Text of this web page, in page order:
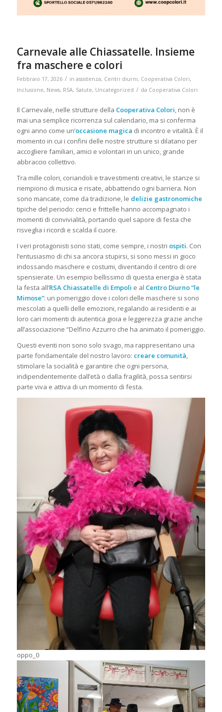
Carnevale alle Chiassatelle. Insieme
fra maschere e colori
Febbraio 17, 2026 / in assistenza, Centri diurni, Cooperativa Colori,
Inclusione, News, RSA, Salute, Uncategorized / da Cooperativa Colori
Il Carnevale, nelle strutture della Cooperativa Colori, non è
mai una semplice ricorrenza sul calendario, ma si conferma
ogni anno come un’occasione magica di incontro e vitalità. È il
momento in cui i confini delle nostre strutture si dilatano per
accogliere familiari, amici e volontari in un unico, grande
abbraccio collettivo.
Tra mille colori, coriandoli e travestimenti creativi, le stanze si
riempiono di musica e risate, abbattendo ogni barriera. Non
sono mancate, come da tradizione, le delizie gastronomiche
tipiche del periodo: cenci e frittelle hanno accompagnato i
momenti di convivialità, portando quel sapore di festa che
risveglia i ricordi e scalda il cuore.
I veri protagonisti sono stati, come sempre, i nostri ospiti. Con
l’entusiasmo di chi sa ancora stupirsi, si sono messi in gioco
indossando maschere e costumi, diventando il centro di ore
spensierate. Un esempio bellissimo di questa energia è stata
la festa all’RSA Chiassatelle di Empoli e al Centro Diurno “le
Mimose”: un pomeriggio dove i colori delle maschere si sono
mescolati a quelli delle emozioni, regalando ai residenti e ai
loro cari momenti di autentica gioia e leggerezza grazie anche
all’associazione “Delfino Azzurro che ha animato il pomeriggio.
Questi eventi non sono solo svago, ma rappresentano una
parte fondamentale del nostro lavoro: creare comunità,
stimolare la socialità e garantire che ogni persona,
indipendentemente dall’età o dalla fragilità, possa sentirsi
parte viva e attiva di un momento di festa.
oppo_0